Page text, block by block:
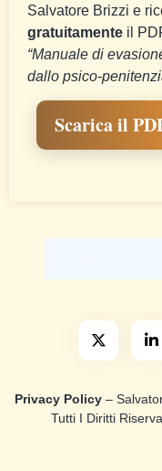
Salvatore Brizzi e
gratuitamente il
“Manuale di
dallo psico-
Scarica il
Privacy Policy–
Tutti I Diritti